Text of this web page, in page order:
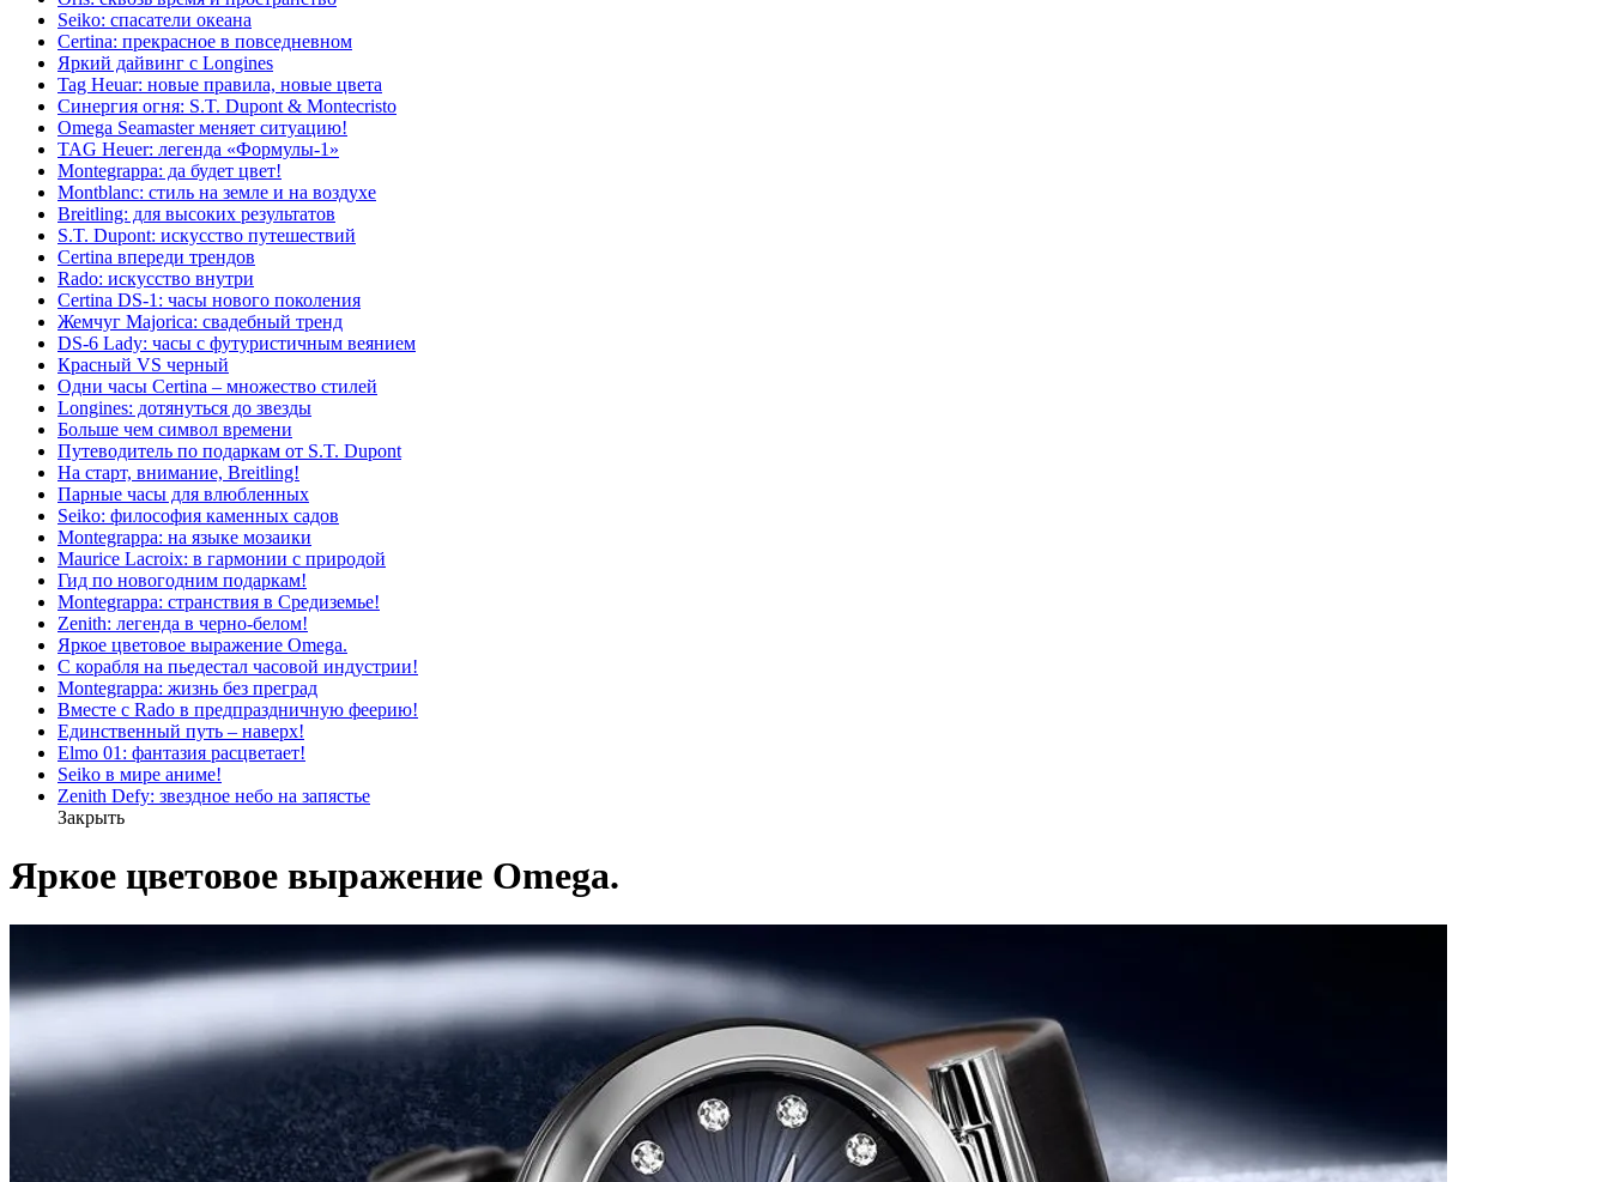
Seiko: спасатели океана
Certina: прекрасное в повседневном
Яркий дайвинг с Longines
Tag Heuar: новые правила, новые цвета
Синергия огня: S.T. Dupont & Montecristo
Omega Seamaster меняет ситуацию!
TAG Heuer: легенда «Формулы-1»
Montegrappa: да будет цвет!
Montblanc: стиль на земле и на воздухе
Breitling: для высоких результатов
S.T. Dupont: искусство путешествий
Certina впереди трендов
Rado: искусство внутри
Certina DS-1: часы нового поколения
Жемчуг Majorica: свадебный тренд
DS-6 Lady: часы с футуристичным веянием
Красный VS черный
Одни часы Certina – множество стилей
Longines: дотянуться до звезды
Больше чем символ времени
Путеводитель по подаркам от S.T. Dupont
На старт, внимание, Breitling!
Парные часы для влюбленных
Seiko: философия каменных садов
Montegrappa: на языке мозаики
Maurice Lacroix: в гармонии с природой
Гид по новогодним подаркам!
Montegrappa: странствия в Средиземье!
Zenith: легенда в черно-белом!
Яркое цветовое выражение Omega.
С корабля на пьедестал часовой индустрии!
Montegrappa: жизнь без преград
Вместе с Rado в предпраздничную феерию!
Единственный путь – наверх!
Elmo 01: фантазия расцветает!
Seiko в мире аниме!
Zenith Defy: звездное небо на запястье
Закрыть
Яркое цветовое выражение Omega.